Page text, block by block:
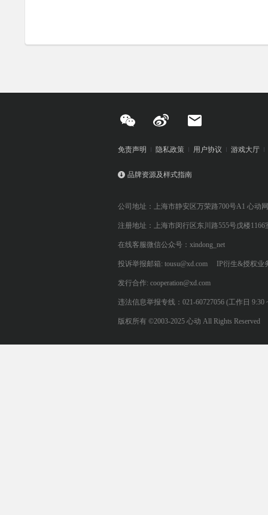
免责声明 隐私政策 用户协议 游戏大厅
品牌资源及样式指南
公司地址：上海市静安区万荣路700号A1 心动
注册地址：上海市闵行区东川路555号戊楼1166
在线客服微信公众号：xindong_net
投诉举报邮箱: tousu@xd.com IP衍生&授权业
发行合作: cooperation@xd.com
违法信息举报专线：021-60727056 (工作日 9:30
版权所有 ©2003-2025 心动 All Rights Reserved